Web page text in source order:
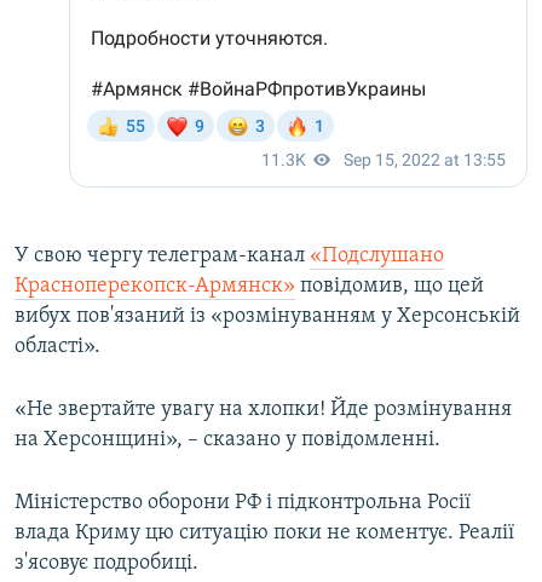
У свою чергу телеграм-канал «Подслушано
Красноперекопск-Армянск» повідомив, що цей
вибух пов'язаний із «розмінуванням у Херсонській
області».
«Не звертайте увагу на хлопки! Йде розмінування
на Херсонщині», – сказано у повідомленні.
Міністерство оборони РФ і підконтрольна Росії
влада Криму цю ситуацію поки не коментує. Реалії
з'ясовує подробиці.